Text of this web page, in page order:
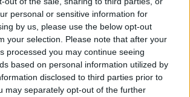
personal or sensitive information for
by us, please use the below opt-out
your selection. Please note that after your
processed you may continue seeing
based on personal information utilized by
disclosed to third parties prior to
may separately opt-out of the further
un’insolita mostra di bambole di
l’attenzione,…
→